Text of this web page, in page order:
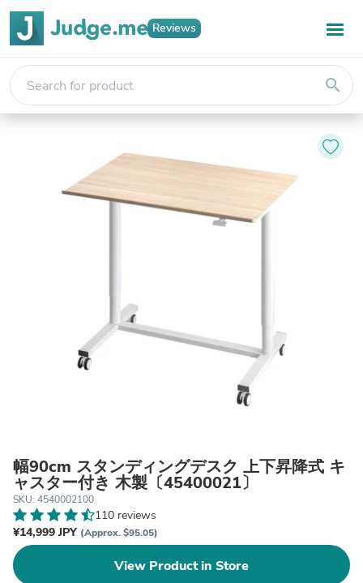
Reviews
search
幅90cm スタンディングデスク 上下昇降式 キ
ャスター付き 木製〔45400021〕
SKU: 4540002100
110 reviews
¥14,999 JPY (Approx. $95.05)
View Product in Store